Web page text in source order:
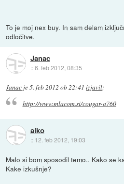
To je moj nex buy. In sam delam
odločitve.
Janac
::6. feb 2012, 08:35
Janac je5. feb 2012 ob 22:41 izjavil:
http://www.mlacom.si/cougar-a760
aiko
:: 12. feb 2012, 19:03
Malo si bom sposodil temo.. Kako se
Kake izkušnje?